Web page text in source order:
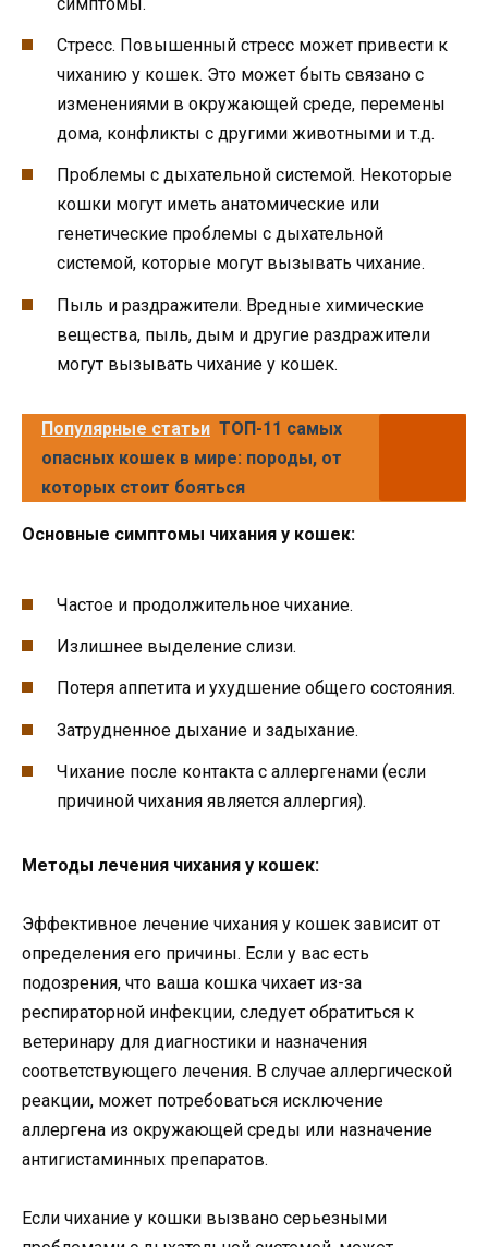
Стресс. Повышенный стресс может привести к
чиханию у кошек. Это может быть связано с
изменениями в окружающей среде, перемены
дома, конфликты с другими животными и т.д.
Проблемы с дыхательной системой. Некоторые
кошки могут иметь анатомические или
генетические проблемы с дыхательной
системой, которые могут вызывать чихание.
Пыль и раздражители. Вредные химические
вещества, пыль, дым и другие раздражители
могут вызывать чихание у кошек.
Популярные статьи ТОП-11 самых
опасных кошек в мире: породы, от
которых стоит бояться
Основные симптомы чихания у кошек:
Частое и продолжительное чихание.
Излишнее выделение слизи.
Потеря аппетита и ухудшение общего состояния.
Затрудненное дыхание и задыхание.
Чихание после контакта с аллергенами (если
причиной чихания является аллергия).
Методы лечения чихания у кошек:
Эффективное лечение чихания у кошек зависит от
определения его причины. Если у вас есть
подозрения, что ваша кошка чихает из-за
респираторной инфекции, следует обратиться к
ветеринару для диагностики и назначения
соответствующего лечения. В случае аллергической
реакции, может потребоваться исключение
аллергена из окружающей среды или назначение
антигистаминных препаратов.
Если чихание у кошки вызвано серьезными